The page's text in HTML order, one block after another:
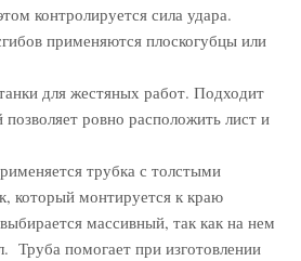
контролируется сила удара.
применяются плоскогубцы или
для жестяных работ. Подходит
позволяет ровно расположить лист и
трубка с толстыми
который монтируется к краю
массивный, так как на нем
Труба помогает при изготовлении